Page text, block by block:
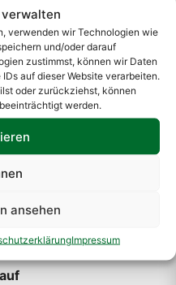
verwenden wir Technologien wie
und/oder darauf
zustimmst, können wir Daten
auf dieser Website verarbeiten.
oder zurückziehst, können
werden.
ansehen
Impressum
138
– 16:30 Uhr
14:30 Uhr